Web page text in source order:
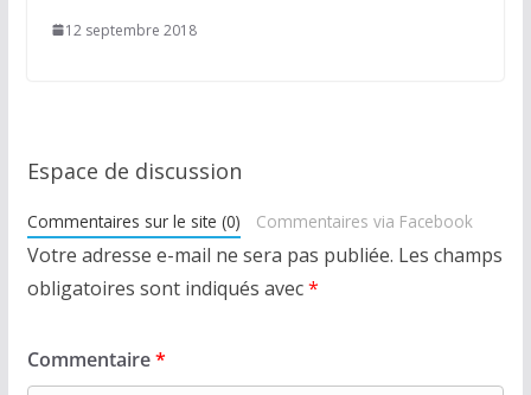
12 septembre 2018
Espace de discussion
Commentaires sur le site (0) Commentaires via Facebook
Votre adresse e-mail ne sera pas publiée. Les champs
obligatoires sont indiqués avec*
Commentaire*